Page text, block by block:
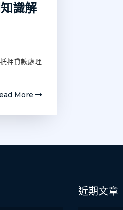
識解
押貸款處理
More
近期文章